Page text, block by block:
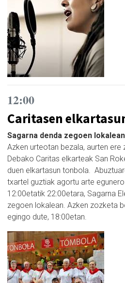
12:00
Caritasen
Sagarna denda zegoen
Azken urteotan bezala, aurten ere
Debako Caritas elkarteak San
duen elkartasun tonbola.
txartel guztiak agortu arte
12:00etatik 22:00etara, Sagarna
zegoen lokalean. Azken zozketa
egingo dute, 18:00etan.